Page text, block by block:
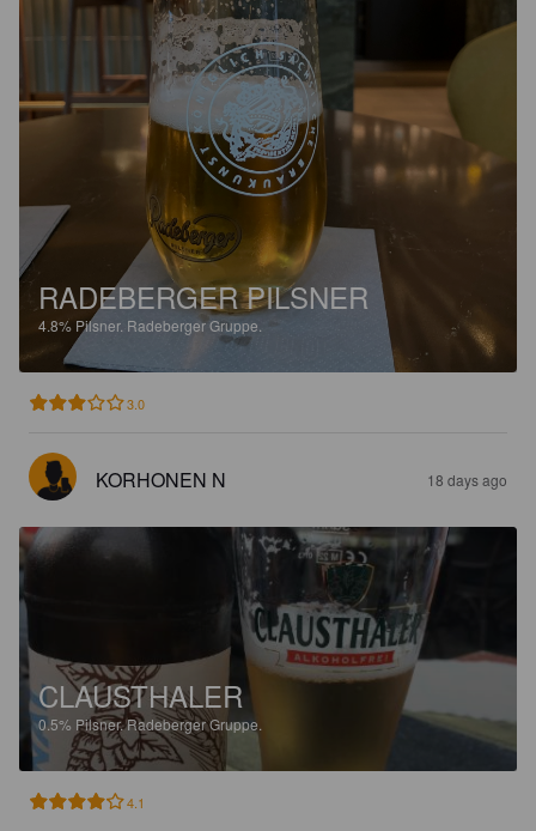
RADEBERGER PILSNER
4.8% Pilsner. Radeberger Gruppe.
3.0
KORHONEN N 18 days ago
CLAUSTHALER
0.5% Pilsner.Radeberger Gruppe.
4.1